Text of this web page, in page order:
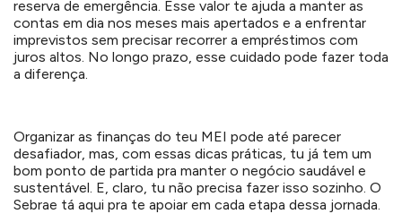
reserva de emergência. Esse valor te ajuda a manter as
contas em dia nos meses mais apertados e a enfrentar
imprevistos sem precisar recorrer a empréstimos com
juros altos. No longo prazo, esse cuidado pode fazer toda
a diferença.
Organizar as finanças do teu MEI pode até parecer
desafiador, mas, com essas dicas práticas, tu já tem um
bom ponto de partida pra manter o negócio saudável e
sustentável. E, claro, tu não precisa fazer isso sozinho. O
Sebrae tá aqui pra te apoiar em cada etapa dessa jornada.